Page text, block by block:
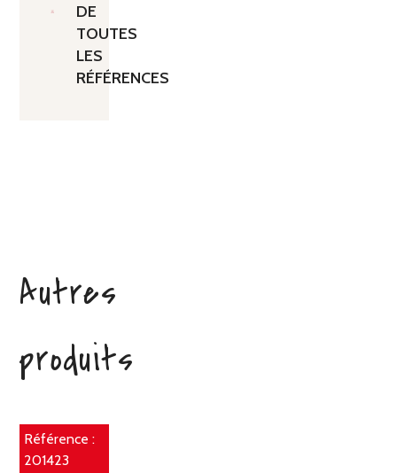
DE
TOUTES
LES
RÉFÉRENCES
Autres
produits
Référence :
201423